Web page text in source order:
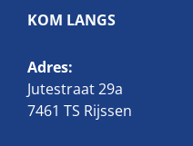
KOM LANGS
Adres:
Jutestraat 29a
7461 TS Rijssen